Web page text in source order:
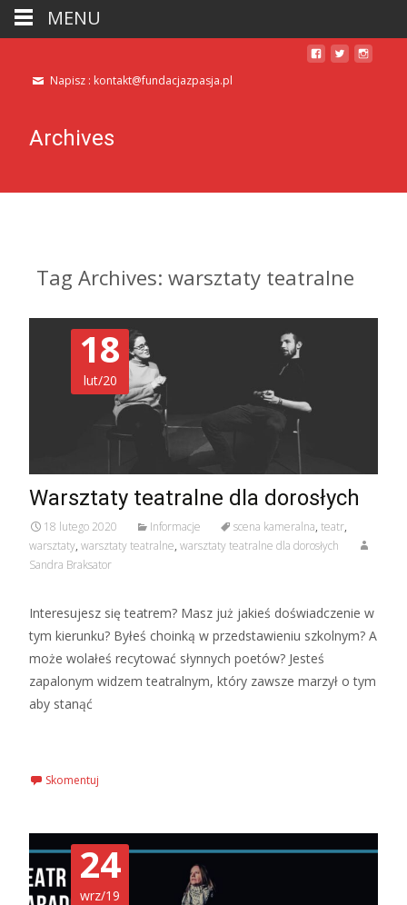
Napisz : kontakt@fundacjazpasja.pl
Archives
Tag Archives: warsztaty teatralne
18
lut/20
Warsztaty teatralne dla dorosłych
18 lutego 2020 Informacje scena kameralna, teatr,
warsztaty, warsztaty teatralne, warsztaty teatralne dla dorosłych
Sandra Braksator
Interesujesz się teatrem? Masz już jakieś doświadczenie w
tym kierunku? Byłeś choinką w przedstawieniu szkolnym? A
może wolałeś recytować słynnych poetów? Jesteś
zapalonym widzem teatralnym, który zawsze marzył o tym
aby stanąć
Skomentuj
24
wrz/19
MENU